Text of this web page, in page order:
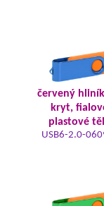
červený
kryt,
plastové
USB6-2.0-